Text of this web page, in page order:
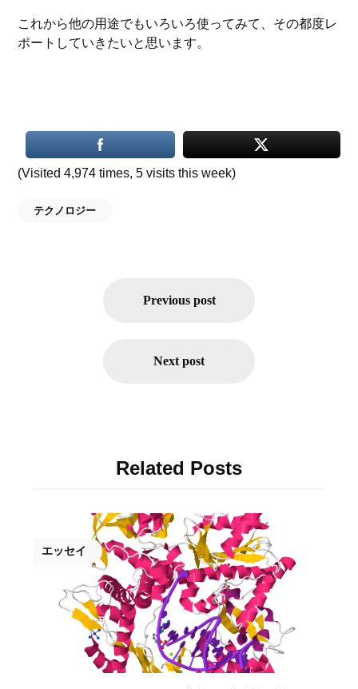
これから他の用途でもいろいろ使ってみて、その都度レ
ポートしていきたいと思います。
(Visited 4,974 times, 5 visits this week)
テクノロジー
Previous post
Next post
Related Posts
エッセイ